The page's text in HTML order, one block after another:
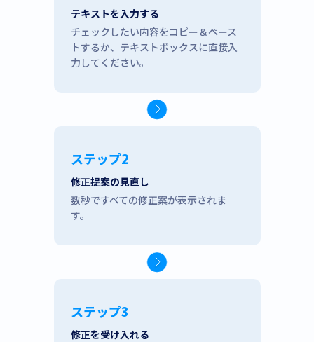
テキストを入力する
チェックしたい内容をコピー＆ペース
トするか、テキストボックスに直接入
力してください。
ステップ2
修正提案の見直し
数秒ですべての修正案が表示されま
す。
ステップ3
修正を受け入れる